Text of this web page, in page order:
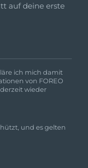
auf deine erste
ich mich damit
von FOREO
wieder
und es gelten